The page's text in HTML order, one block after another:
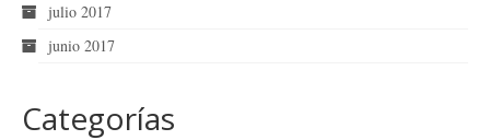
julio 2017
junio 2017
Categorías